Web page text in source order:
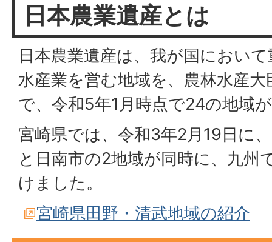
日本農業遺産とは
日本農業遺産は、我が国におい
水産業を営む地域を、農林水産
で、令和5年1月時点で24の地域
宮崎県では、令和3年2月19日に
と日南市の2地域が同時に、九州
けました。
宮崎県田野・清武地域の紹介